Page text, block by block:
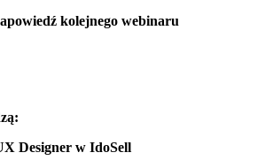
kolejnego webinaru
Designer w IdoSell